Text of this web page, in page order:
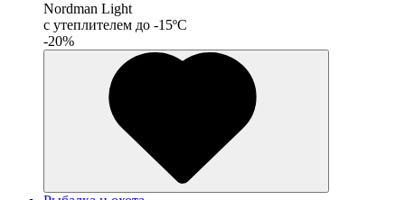
Nordman Light
c утеплителем до -15ºС
-20%